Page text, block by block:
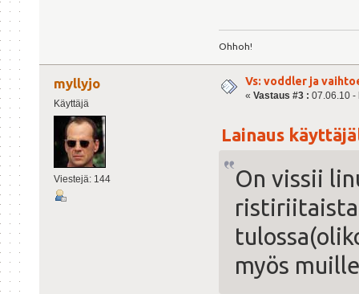
Ohhoh!
myllyjo
Käyttäjä
Viestejä: 144
Vs: voddler ja
« Vastaus #3 : 07.06.10 -
Lainaus
On vissii
myös